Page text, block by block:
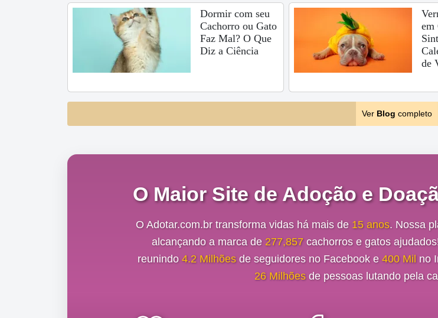
Dormir com seu
Cachorro ou Gato
Faz Mal? O Que
Diz a Ciência
em
de
Ver Blog completo
O Maior Site de Adoção e
O Adotar.com.br transforma vidas há mais de 15 anos. Nossa
alcançando a marca de 277,857 cachorros e gatos
reunindo 4.2 Milhõesde seguidores no Facebook e 400 Mil no
26 Milhõesde pessoas lutando pela